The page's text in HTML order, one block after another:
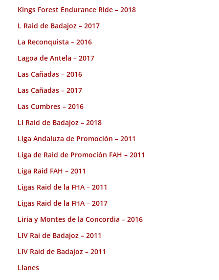
Kings Forest Endurance Ride – 2018
L Raid de Badajoz – 2017
La Reconquista – 2016
Lagoa de Antela – 2017
Las Cañadas – 2016
Las Cañadas – 2017
Las Cumbres – 2016
LI Raid de Badajoz – 2018
Liga Andaluza de Promoción – 2011
Liga de Raid de Promoción FAH – 2011
Liga Raid FAH – 2011
Ligas Raid de la FHA – 2011
Ligas Raid de la FHA – 2017
Liria y Montes de la Concordia – 2016
LIV Rai de Badajoz – 2011
LIV Raid de Badajoz – 2011
Llanes